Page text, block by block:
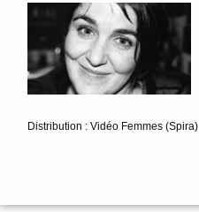
Distribution : Vidéo Femmes (Spira)